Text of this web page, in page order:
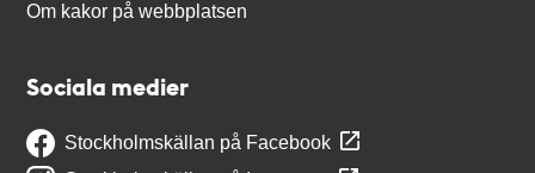
Om kakor på webbplatsen
Sociala medier
Stockholmskällan på Facebook